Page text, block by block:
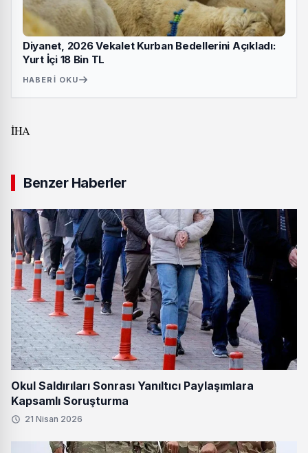
Diyanet, 2026 Vekalet Kurban Bedellerini Açıkladı:
Yurt İçi 18 Bin TL
HABERI OKU
İHA
Benzer Haberler
Okul Saldırıları Sonrası Yanıltıcı Paylaşımlara
Kapsamlı Soruşturma
21 Nisan 2026